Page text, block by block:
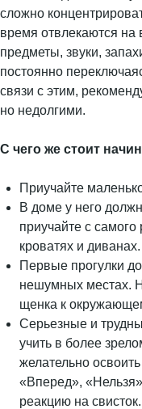
сложно
время отвлекаются на
предметы, звуки,
постоянно
связи с этим,
но недолгими.
С чего же стоит
Приучайте
В доме у него
приучайте с самого
кроватях и диванах.
Первые прогулки
нешумных местах.
щенка к
Серьезные и
учить в более
желательно
«Вперед»,
реакцию на свисток.